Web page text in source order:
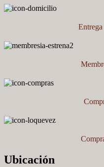
Ubicación